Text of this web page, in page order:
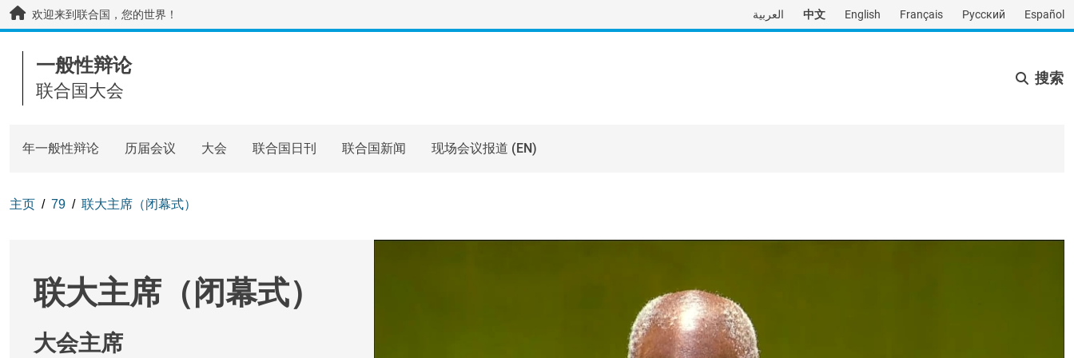
Skip to main content / navigation
欢迎来到联合国，您的世界！ العربية 中文 English Français Русский Español
一般性辩论
联合国大会
搜索
年一般性辩论 历届会议 大会 联合国日刊 联合国新闻 现场会议报道 (EN)
主页 79 联大主席（闭幕式）
联大主席（闭幕式）
大会主席